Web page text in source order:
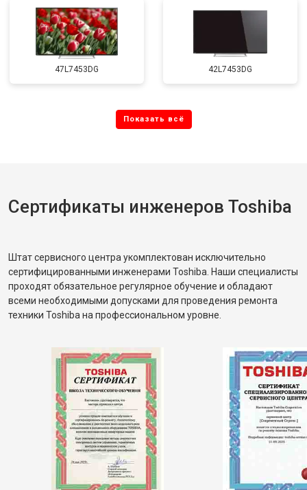
47L7453DG 42L7453DG
Сертификаты инженеров Toshiba
Штат сервисного центра укомплектован исключительно
сертифицированными инженерами Toshiba. Наши специалисты
проходят обязательное регулярное обучение и обладают
всеми необходимыми допусками для проведения ремонта
техники Toshiba на профессиональном уровне.